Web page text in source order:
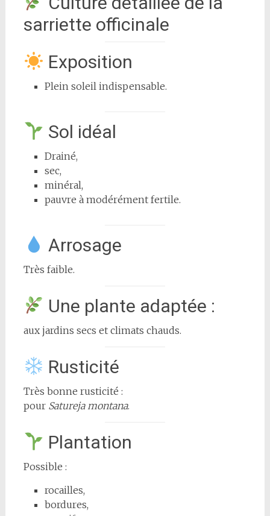
sarriette officinale
Exposition
Plein soleil indispensable.
Sol idéal
Drainé,
sec,
minéral,
pauvre à modérément fertile.
Arrosage
Très faible.
Une plante adaptée :
aux jardins secs et climats chauds.
Rusticité
Très bonne rusticité :
pour Satureja montana.
Plantation
Possible :
rocailles,
bordures,